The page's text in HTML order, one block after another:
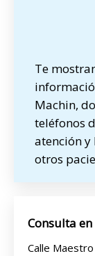
Te
Machin,
teléfonos
atención y
otros
Consulta
Calle